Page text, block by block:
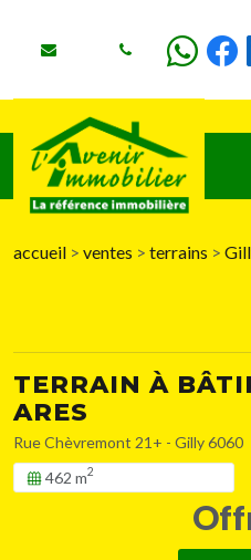
accueil > ventes > terrains >
TERRAIN À
ARES
Rue Chèvremont 21+ - Gilly 6060
462 m2